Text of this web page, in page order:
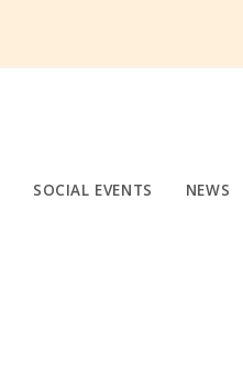
SOCIAL EVENTS NEWS